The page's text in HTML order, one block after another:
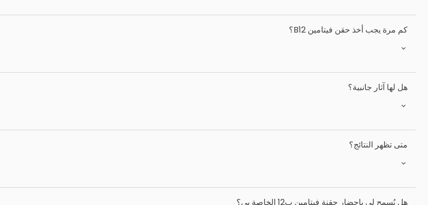
كم مرة يجب أخذ حقن فيتامين B12؟
هل لها آثار جانبية؟
متى تظهر النتائج؟
هل يُسمح لي بإحضار حقنة فيتامين ب12 الخاصة بي؟